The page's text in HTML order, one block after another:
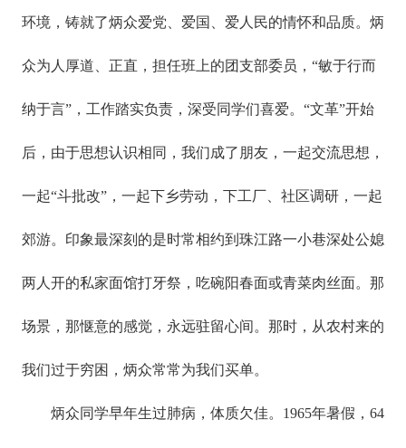
环境，铸就了炳众爱党、爱国、爱人民的情怀和品质。炳
众为人厚道、正直，担任班上的团支部委员，“敏于行而
纳于言”，工作踏实负责，深受同学们喜爱。“文革”开始
后，由于思想认识相同，我们成了朋友，一起交流思想，
一起“斗批改”，一起下乡劳动，下工厂、社区调研，一起
郊游。印象最深刻的是时常相约到珠江路一小巷深处公媳
两人开的私家面馆打牙祭，吃碗阳春面或青菜肉丝面。那
场景，那惬意的感觉，永远驻留心间。那时，从农村来的
我们过于穷困，炳众常常为我们买单。
炳众同学早年生过肺病，体质欠佳。1965年暑假，64